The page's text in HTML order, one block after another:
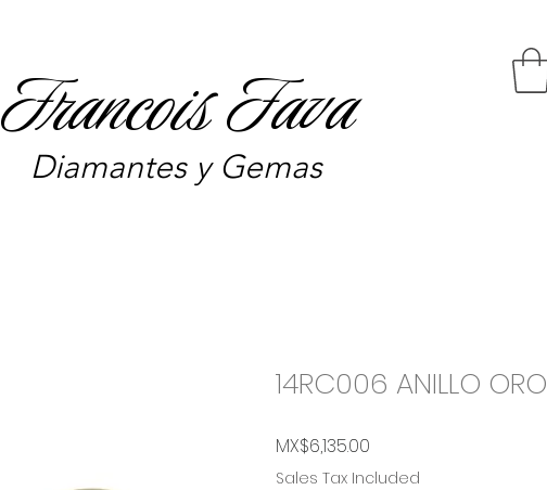
Diamantes y Gemas
Francois Fava
14RC006 ANILLO ORO
MX$6,135.00Price
Sales Tax Included